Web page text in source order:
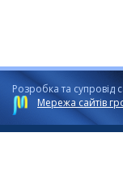
Розробка та супровід
Мережа сайтів